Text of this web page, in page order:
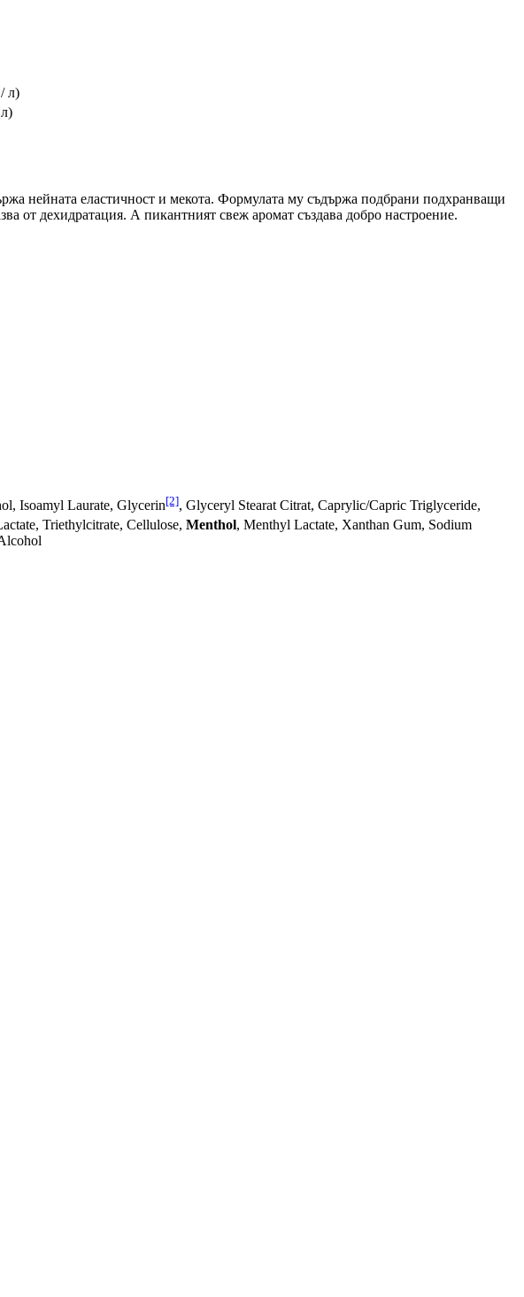
л)
нейната еластичност и мекота. Формулата му съдържа подбрани подхранващи
от дехидратация. А пикантният свеж аромат създава добро настроение.
Isoamyl Laurate, Glycerin[2], Glyceryl Stearat Citrat, Caprylic/Capric Triglyceride,
Triethylcitrate, Cellulose, Menthol, Menthyl Lactate, Xanthan Gum, Sodium